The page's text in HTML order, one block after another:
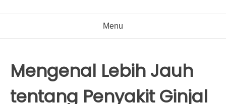
Menu
Mengenal Lebih Jauh
tentang Penyakit Ginjal